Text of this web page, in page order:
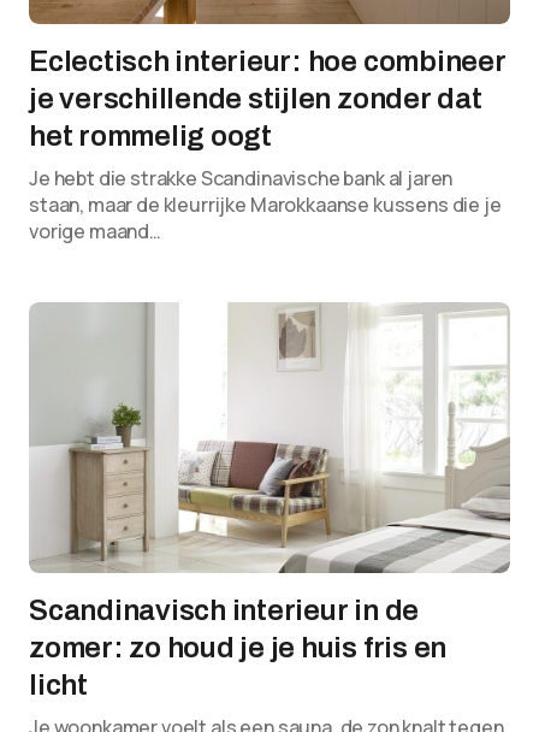
Eclectisch interieur: hoe combineer
je verschillende stijlen zonder dat
het rommelig oogt
Je hebt die strakke Scandinavische bank al jaren
staan, maar de kleurrijke Marokkaanse kussens die je
vorige maand…
Scandinavisch interieur in de
zomer: zo houd je je huis fris en
licht